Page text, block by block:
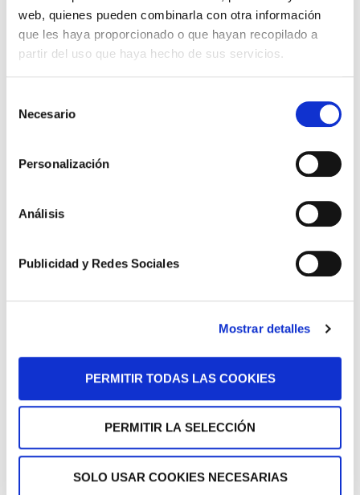
web, quienes pueden combinarla con otra información
que les haya proporcionado o que hayan recopilado a
partir del uso que haya hecho de sus servicios.
Necesario
Personalización
Análisis
Publicidad y Redes Sociales
Mostrar detalles
PERMITIR TODAS LAS COOKIES
PERMITIR LA SELECCIÓN
SOLO USAR COOKIES NECESARIAS
Novedades Jurídicas
Especial Militares
Áreas de Práctica
Tu Opinión